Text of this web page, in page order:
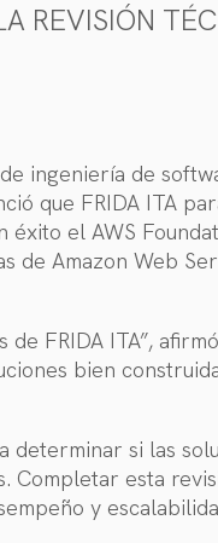
REVISIÓN
ingeniería de
que FRIDA ITA
el AWS
de Amazon Web
FRIDA ITA”,
bien
si las
esta
y